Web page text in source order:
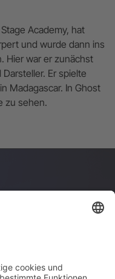
Academy, hat
und wurde dann ins
Hier war er zunächst
Er spielte
Madagascar. In Ghost
zu sehen.